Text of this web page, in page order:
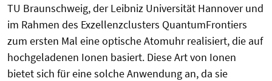
TU Braunschweig, der Leibniz Universität Hannover und
im Rahmen des Exzellenzclusters QuantumFrontiers
zum ersten Mal eine optische Atomuhr realisiert, die auf
hochgeladenen Ionen basiert. Diese Art von Ionen
bietet sich für eine solche Anwendung an, da sie